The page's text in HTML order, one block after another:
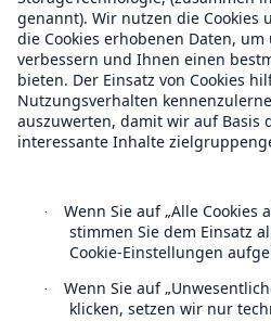
BlackRock Investment
Management (UK) Limited
BlackRock Fund Managers
Limited
9. Bei
Abs. 3 WpHG